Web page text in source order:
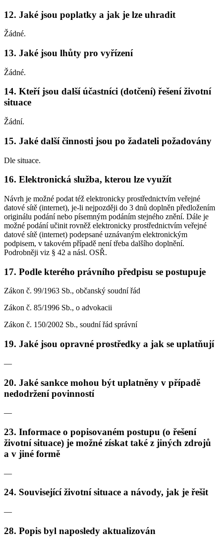
12. Jaké jsou poplatky a jak je lze uhradit
Žádné.
13. Jaké jsou lhůty pro vyřízení
Žádné.
14. Kteří jsou další účastníci (dotčení) řešení životní
situace
Žádní.
15. Jaké další činnosti jsou po žadateli požadovány
Dle situace.
16. Elektronická služba, kterou lze využít
Návrh je možné podat též elektronicky prostřednictvím veřejné
datové sítě (internet), je-li nejpozději do 3 dnů doplněn předložením
originálu podání nebo písemným podáním stejného znění. Dále je
možné podání učinit rovněž elektronicky prostřednictvím veřejné
datové sítě (internet) podepsané uznávaným elektronickým
podpisem, v takovém případě není třeba dalšího doplnění.
Podrobněji viz § 42 a násl. OSŘ.
17. Podle kterého právního předpisu se postupuje
Zákon č. 99/1963 Sb., občanský soudní řád
Zákon č. 85/1996 Sb., o advokacii
Zákon č. 150/2002 Sb., soudní řád správní
19. Jaké jsou opravné prostředky a jak se uplatňují
—
20. Jaké sankce mohou být uplatněny v případě
nedodržení povinností
—
23. Informace o popisovaném postupu (o řešení
životní situace) je možné získat také z jiných zdrojů
a v jiné formě
—
24. Související životní situace a návody, jak je řešit
—
28. Popis byl naposledy aktualizován